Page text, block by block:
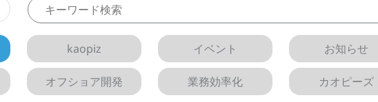
kaopiz イベント お知らせ
オフショア開発 業務効率化 カオピーズ